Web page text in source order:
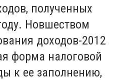
полученных
Новшеством
доходов-2012
форма налоговой
к ее заполнению,